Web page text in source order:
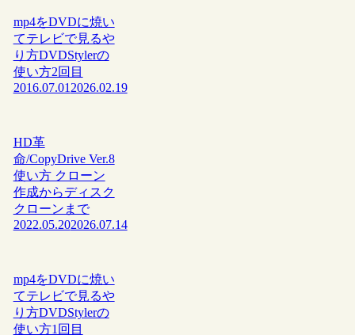
mp4をDVDに焼い
てテレビで見るや
り方DVDStylerの
使い方2回目
2016.07.01 2026.02.19
HD革
命/CopyDrive Ver.8
使い方 クローン
作成からディスク
クローンまで
2022.05.202026.07.14
mp4をDVDに焼い
てテレビで見るや
り方DVDStylerの
使い方1回目